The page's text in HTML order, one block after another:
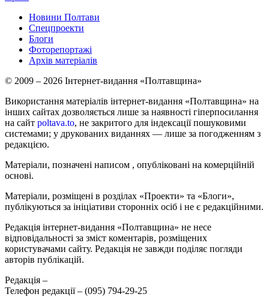
Новини Полтави
Спецпроекти
Блоги
Фоторепортажі
Архів матеріалів
© 2009 – 2026 Інтернет-видання «Полтавщина»
Використання матеріалів інтернет-видання «Полтавщина» на
інших сайтах дозволяється лише за наявності гіперпосилання
на сайт poltava.to, не закритого для індексації пошуковими
системами; у друкованих виданнях — лише за погодженням з
редакцією.
Матеріали, позначені написом , опубліковані на комерційній
основі.
Матеріали, розміщені в розділах «Проекти» та «Блоги»,
публікуються за ініціативи сторонніх осіб і не є редакційними.
Редакція інтернет-видання «Полтавщина» не несе
відповідальності за зміст коментарів, розміщених
користувачами сайту. Редакція не завжди поділяє погляди
авторів публікацій.
Редакція –
Телефон редакції – (095) 794-29-25